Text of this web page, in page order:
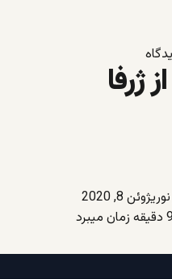
ژرفا
ژوئن 8, 2020